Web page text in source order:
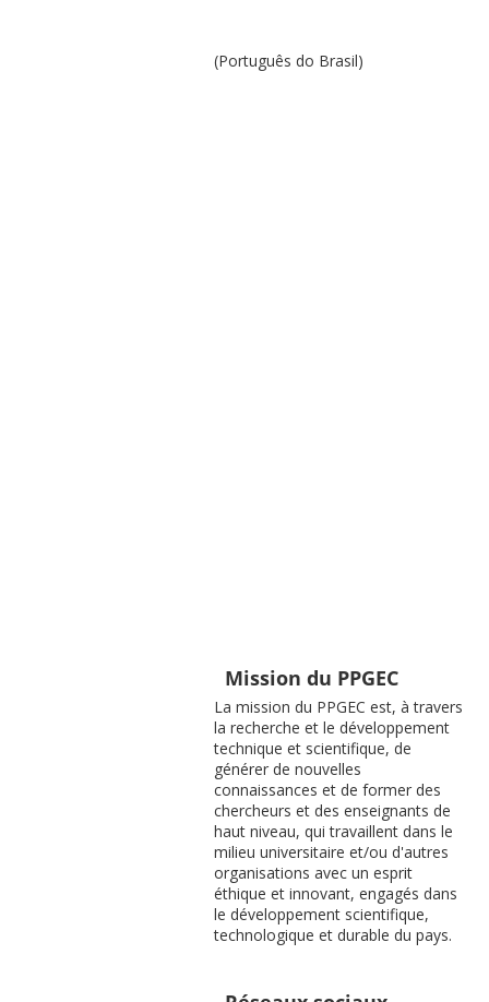
(Português do Brasil)
Mission du PPGEC
La mission du PPGEC est, à travers
la recherche et le développement
technique et scientifique, de
générer de nouvelles
connaissances et de former des
chercheurs et des enseignants de
haut niveau, qui travaillent dans le
milieu universitaire et/ou d'autres
organisations avec un esprit
éthique et innovant, engagés dans
le développement scientifique,
technologique et durable du pays.